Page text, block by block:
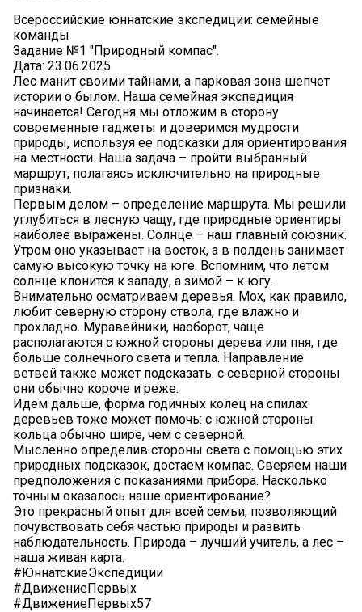
Всероссийские юннатские экспедиции: семейные
команды
Задание №1 "Природный компас".
Дата: 23.06.2025
Лес манит своими тайнами, а парковая зона шепчет
истории о былом. Наша семейная экспедиция
начинается! Сегодня мы отложим в сторону
современные гаджеты и доверимся мудрости
природы, используя ее подсказки для ориентирования
на местности. Наша задача – пройти выбранный
маршрут, полагаясь исключительно на природные
признаки.
Первым делом – определение маршрута. Мы решили
углубиться в лесную чащу, где природные ориентиры
наиболее выражены. Солнце – наш главный союзник.
Утром оно указывает на восток, а в полдень занимает
самую высокую точку на юге. Вспомним, что летом
солнце клонится к западу, а зимой – к югу.
Внимательно осматриваем деревья. Мох, как правило,
любит северную сторону ствола, где влажно и
прохладно. Муравейники, наоборот, чаще
располагаются с южной стороны дерева или пня, где
больше солнечного света и тепла. Направление
ветвей также может подсказать: с северной стороны
они обычно короче и реже.
Идем дальше, форма годичных колец на спилах
деревьев тоже может помочь: с южной стороны
кольца обычно шире, чем с северной.
Мысленно определив стороны света с помощью этих
природных подсказок, достаем компас. Сверяем наши
предположения с показаниями прибора. Насколько
точным оказалось наше ориентирование?
Это прекрасный опыт для всей семьи, позволяющий
почувствовать себя частью природы и развить
наблюдательность. Природа – лучший учитель, а лес –
наша живая карта.
#ЮннатскиеЭкспедиции
#ДвижениеПервых
#ДвижениеПервых57